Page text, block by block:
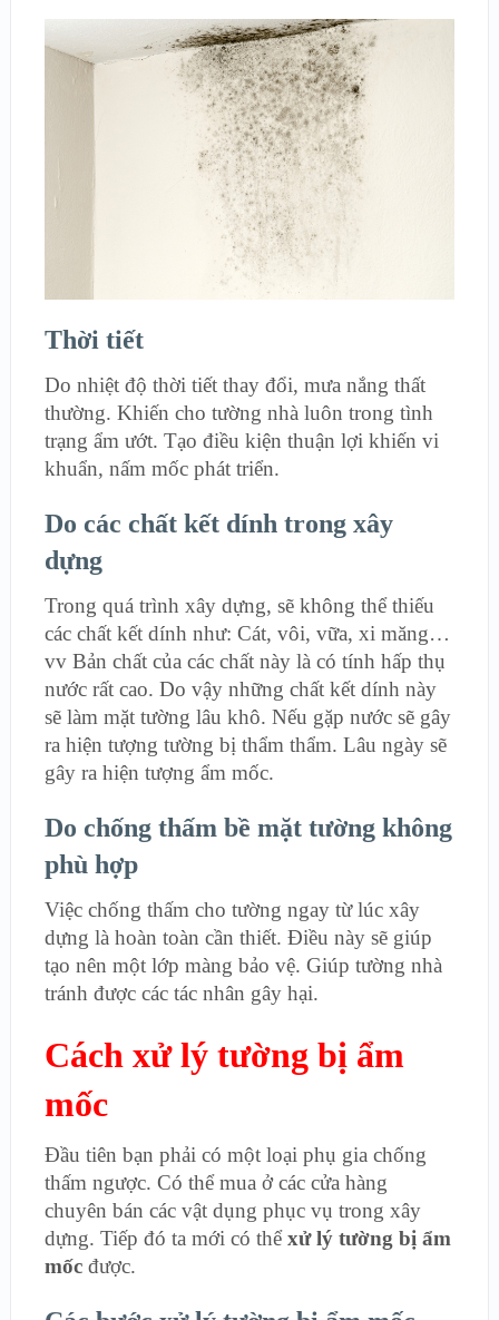
Thời tiết
Do nhiệt độ thời tiết thay đổi, mưa nắng thất
thường. Khiến cho tường nhà luôn trong tình
trạng ẩm ướt. Tạo điều kiện thuận lợi khiến vi
khuẩn, nấm mốc phát triển.
Do các chất kết dính trong xây
dựng
Trong quá trình xây dựng, sẽ không thể thiếu
các chất kết dính như: Cát, vôi, vữa, xi măng…
vv Bản chất của các chất này là có tính hấp thụ
nước rất cao. Do vậy những chất kết dính này
sẽ làm mặt tường lâu khô. Nếu gặp nước sẽ gây
ra hiện tượng tường bị thẩm thẩm. Lâu ngày sẽ
gây ra hiện tượng ẩm mốc.
Do chống thấm bề mặt tường không
phù hợp
Việc chống thấm cho tường ngay từ lúc xây
dựng là hoàn toàn cần thiết. Điều này sẽ giúp
tạo nên một lớp màng bảo vệ. Giúp tường nhà
tránh được các tác nhân gây hại.
Cách xử lý tường bị ẩm
mốc
Đầu tiên bạn phải có một loại phụ gia chống
thấm ngược. Có thể mua ở các cửa hàng
chuyên bán các vật dụng phục vụ trong xây
dựng. Tiếp đó ta mới có thểxử lý tường bị ẩm
mốcđược.